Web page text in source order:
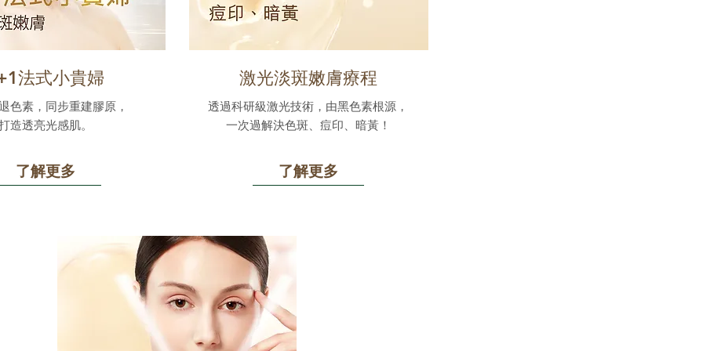
法式小貴婦
色素，同步重建膠原，
造透亮光感肌。
了解更多
激光淡斑嫩膚療程
透過科研級激光技術，由黑色素根源，
一次過解決色斑、痘印、暗黃！
了解更多